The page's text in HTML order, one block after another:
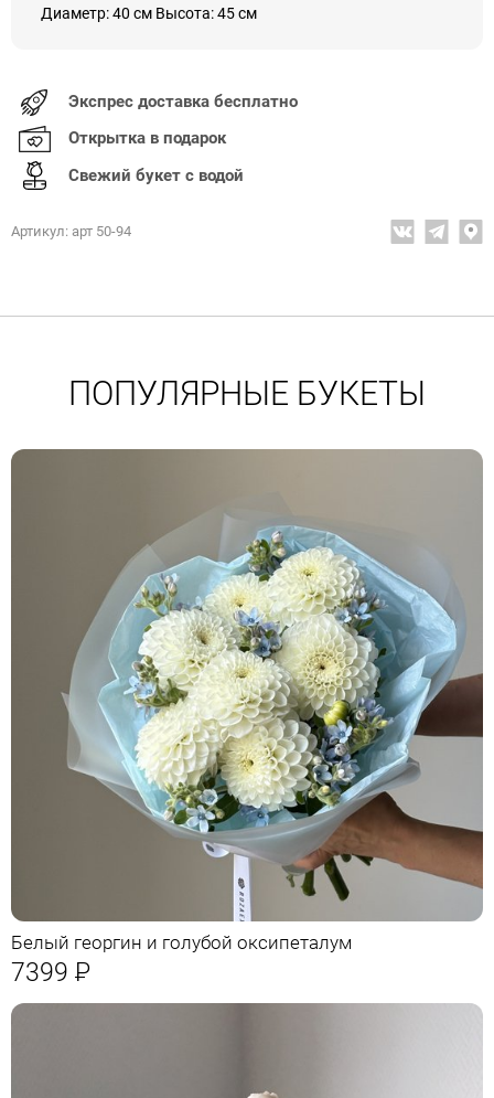
Диаметр: 40 см Высота: 45 см
Экспрес доставка бесплатно
Открытка в подарок
Свежий букет с водой
Артикул: арт 50-94
ПОПУЛЯРНЫЕ БУКЕТЫ
Белый георгин и голубой оксипеталум
7399 Р